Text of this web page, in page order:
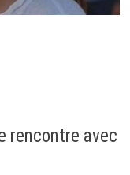
rencontre avec